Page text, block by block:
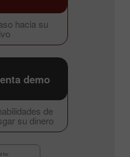
hacia su
de
su dinero
demo